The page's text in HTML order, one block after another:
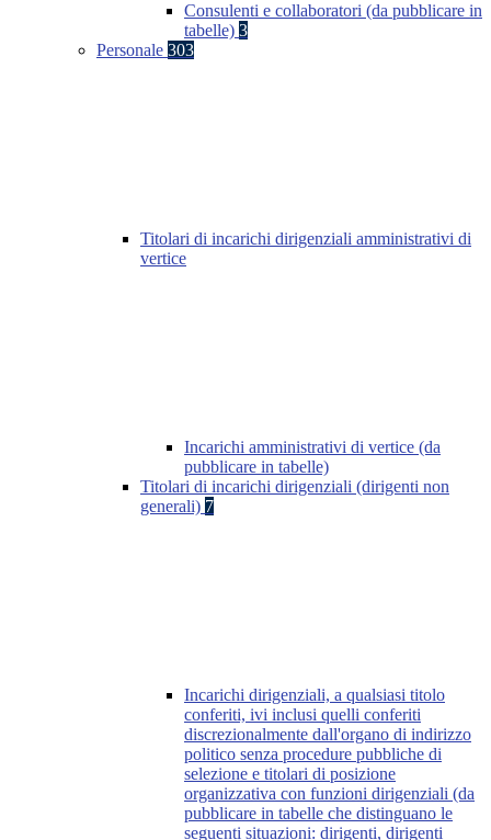
Consulenti e collaboratori (da pubblicare in
tabelle) 3
Personale 303
Titolari di incarichi dirigenziali amministrativi di
vertice
Incarichi amministrativi di vertice (da
pubblicare in tabelle)
Titolari di incarichi dirigenziali (dirigenti non
generali) 7
Incarichi dirigenziali, a qualsiasi titolo
conferiti, ivi inclusi quelli conferiti
discrezionalmente dall'organo di indirizzo
politico senza procedure pubbliche di
selezione e titolari di posizione
organizzativa con funzioni dirigenziali (da
pubblicare in tabelle che distinguano le
seguenti situazioni: dirigenti, dirigenti